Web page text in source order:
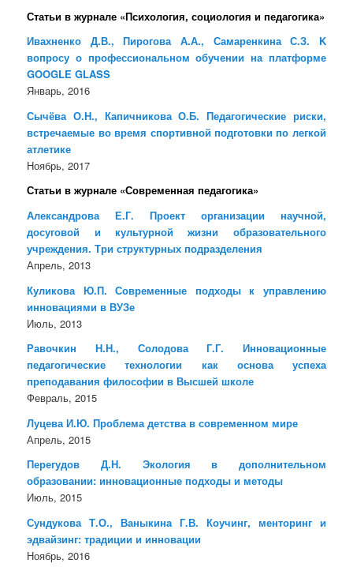
Статьи в журнале «Психология, социология и педагогика»
Ивахненко Д.В., Пирогова А.А., Самаренкина С.З. K
вопросу о профессиональном обучении на платформе
GOOGLE GLASS
Январь, 2016
Сычёва О.Н., Капичникова О.Б. Педагогические риски,
встречаемые во время спортивной подготовки по легкой
атлетике
Ноябрь, 2017
Статьи в журнале «Современная педагогика»
Александрова Е.Г. Проект организации научной,
досуговой и культурной жизни образовательного
учреждения. Три структурных подразделения
Апрель, 2013
Куликова Ю.П. Современные подходы к управлению
инновациями в ВУЗе
Июль, 2013
Равочкин Н.Н., Солодова Г.Г. Инновационные
педагогические технологии как основа успеха
преподавания философии в Высшей школе
Февраль, 2015
Луцева И.Ю. Проблема детства в современном мире
Апрель, 2015
Перегудов Д.Н. Экология в дополнительном
образовании: инновационные подходы и методы
Июль, 2015
Сундукова Т.О., Ваныкина Г.В. Коучинг, менторинг и
эдвайзинг: традиции и инновации
Ноябрь, 2016